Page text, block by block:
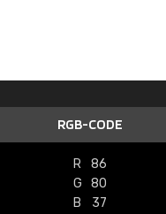
RGB-CODE
R
86
G
80
B
37